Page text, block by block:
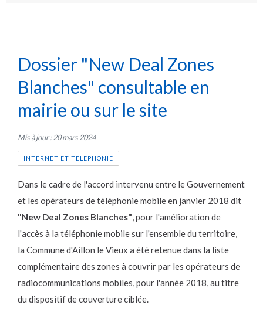
Dossier "New Deal Zones
Blanches" consultable en
mairie ou sur le site
Mis à jour : 20 mars 2024
INTERNET ET TELEPHONIE
Dans le cadre de l'accord intervenu entre le Gouvernement
et les opérateurs de téléphonie mobile en janvier 2018 dit
"New Deal Zones Blanches", pour l'amélioration de
l'accès à la téléphonie mobile sur l'ensemble du territoire,
la Commune d'Aillon le Vieux a été retenue dans la liste
complémentaire des zones à couvrir par les opérateurs de
radiocommunications mobiles, pour l'année 2018, au titre
du dispositif de couverture ciblée.